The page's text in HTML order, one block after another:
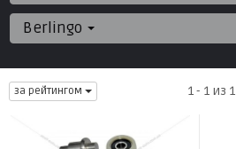
Berlingo
за рейтингом 1 - 1 из 1